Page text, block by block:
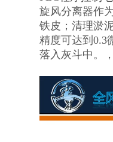
旋风分离器作
铁皮；清理淤
精度可达到0.3
落入灰斗中。